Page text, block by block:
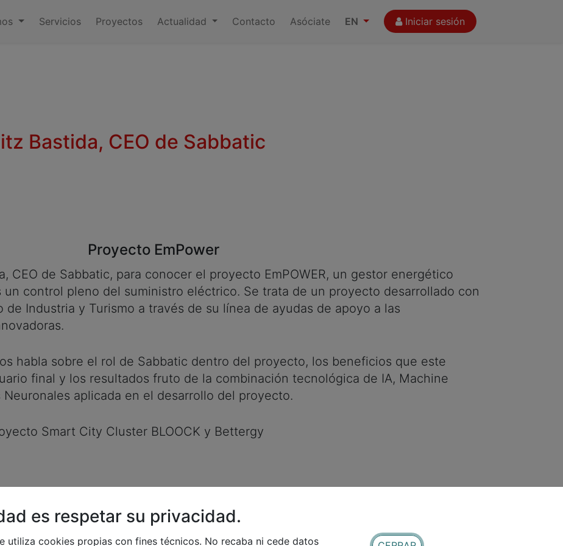
Servicios Proyectos Actualidad Contacto Asóciate EN Iniciar sesión
Bastida, CEO de Sabbatic
Proyecto EmPower
CEO de Sabbatic, para conocer el proyecto EmPOWER, un gestor energético
un control pleno del suministro eléctrico. Se trata de un proyecto desarrollado con
Industria y Turismo a través de su línea de ayudas de apoyo a las
habla sobre el rol de Sabbatic dentro del proyecto, los beneficios que este
final y los resultados fruto de la combinación tecnológica de IA, Machine
aplicada en el desarrollo del proyecto.
Smart City Cluster BLOOCK y Bettergy
es respetar su privacidad.
utiliza cookies propias con fines técnicos. No recaba ni cede datos